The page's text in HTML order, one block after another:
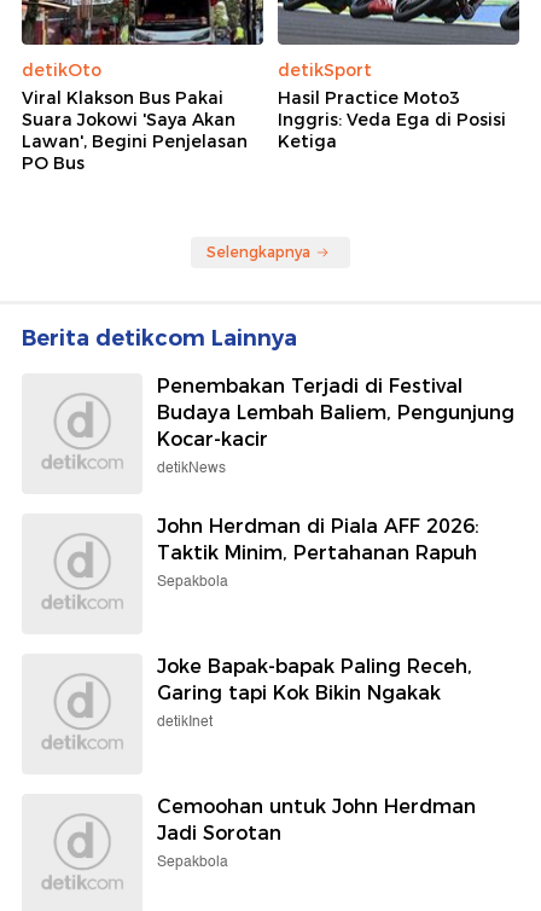
detikOto
Viral Klakson Bus Pakai
Suara Jokowi 'Saya Akan
Lawan', Begini Penjelasan
PO Bus
detikSport
Hasil Practice Moto3
Inggris: Veda Ega di Posisi
Ketiga
Selengkapnya
Berita detikcom Lainnya
Penembakan Terjadi di Festival
Budaya Lembah Baliem, Pengunjung
Kocar-kacir
detikNews
John Herdman di Piala AFF 2026:
Taktik Minim, Pertahanan Rapuh
Sepakbola
Joke Bapak-bapak Paling Receh,
Garing tapi Kok Bikin Ngakak
detikInet
Cemoohan untuk John Herdman
Jadi Sorotan
Sepakbola